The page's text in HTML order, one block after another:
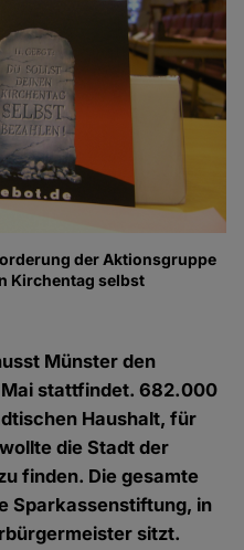
der Aktionsgruppe
Kirchentag selbst
Münster den
stattfindet. 682.000
Haushalt, für
die Stadt der
finden. Die gesamte
Sparkassenstiftung, in
sitzt.